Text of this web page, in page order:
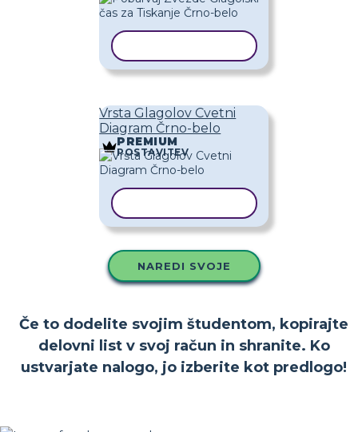
Vrsta Glagolov Cvetni
Diagram Črno-belo
PREMIUM
POSTAVITEV
NAREDI SVOJE
Če to dodelite svojim študentom, kopirajte
delovni list v svoj račun in shranite. Ko
ustvarjate nalogo, jo izberite kot predlogo!